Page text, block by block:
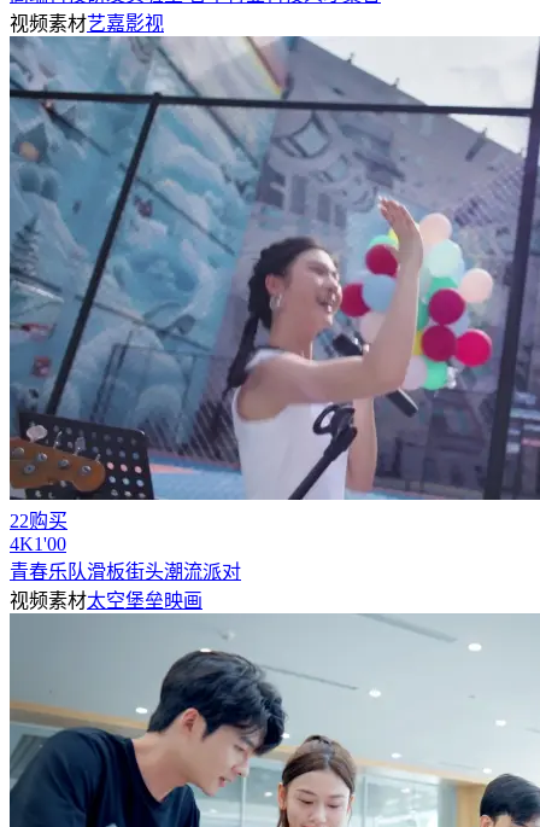
视频素材艺嘉影视
22购买
4K1'00
青春乐队滑板街头潮流派对
视频素材太空堡垒映画